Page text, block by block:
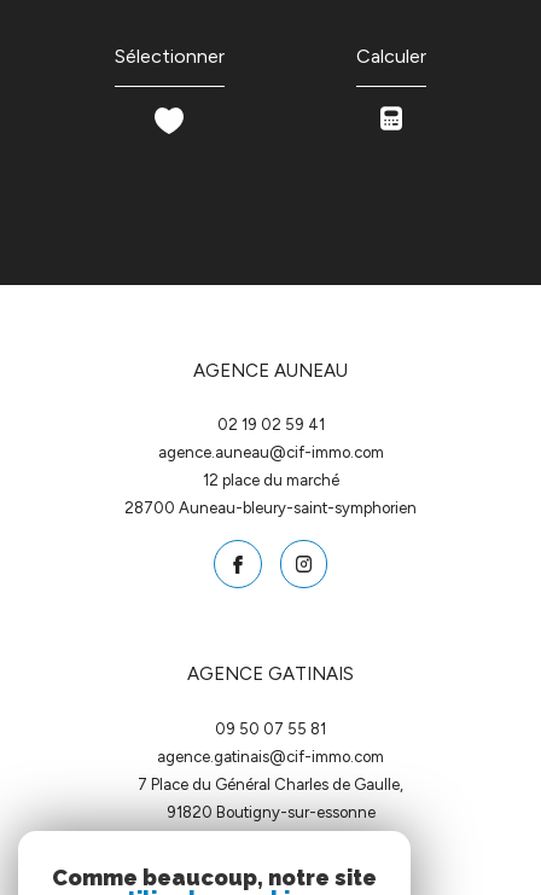
Sélectionner Calculer
AGENCE AUNEAU
02 19 02 59 41
agence.auneau@cif-immo.com
12 place du marché
28700
auneau-bleury-saint-symphorien
AGENCE GATINAIS
09 50 07 55 81
agence.gatinais@cif-immo.com
7 Place du Général Charles de Gaulle,
91820
boutigny-sur-essonne
Comme beaucoup, notre site